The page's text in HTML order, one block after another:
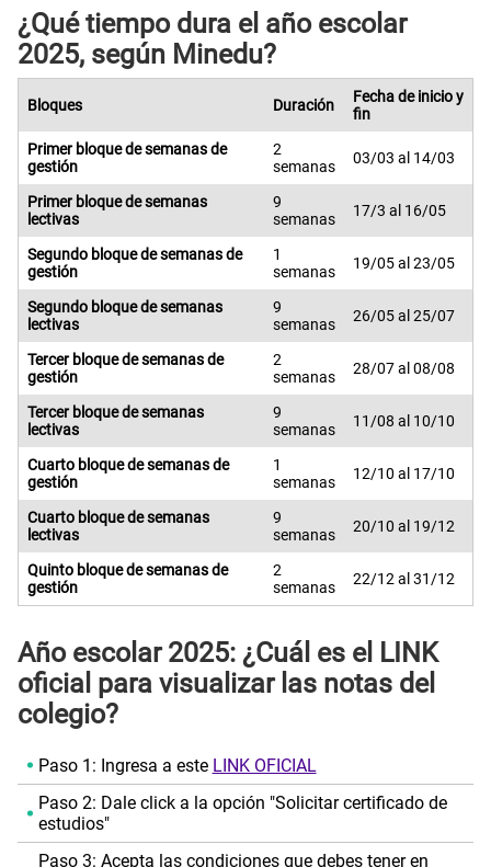
¿Qué tiempo dura el año escolar
2025, según Minedu?
Bloques Duración
Fecha de inicio y
fin
Primer bloque de semanas de
gestión
2
semanas
03/03 al 14/03
Primer bloque de semanas
lectivas
9
semanas
17/3 al 16/05
Segundo bloque de semanas de
gestión
1
semanas
19/05 al 23/05
Segundo bloque de semanas
lectivas
9
semanas
26/05 al 25/07
Tercer bloque de semanas de
gestión
2
semanas
28/07 al 08/08
Tercer bloque de semanas
lectivas
9
semanas
11/08 al 10/10
Cuarto bloque de semanas de
gestión
1
semanas
12/10 al 17/10
Cuarto bloque de semanas
lectivas
9
semanas
20/10 al 19/12
Quinto bloque de semanas de
gestión
2
semanas
22/12 al 31/12
Año escolar 2025: ¿Cuál es el LINK
oficial para visualizar las notas del
colegio?
Paso 1: Ingresa a este LINK OFICIAL
Paso 2: Dale click a la opción "Solicitar certificado de
estudios"
Paso 3: Acepta las condiciones que debes tener en